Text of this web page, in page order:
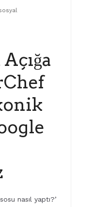
nasıl yaptı?’